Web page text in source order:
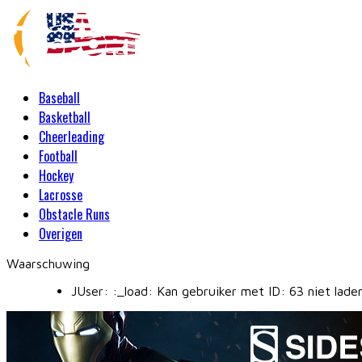
Baseball
Basketball
Cheerleading
Football
Hockey
Lacrosse
Obstacle Runs
Overigen
Waarschuwing
JUser: :_load: Kan gebruiker met ID: 63 niet